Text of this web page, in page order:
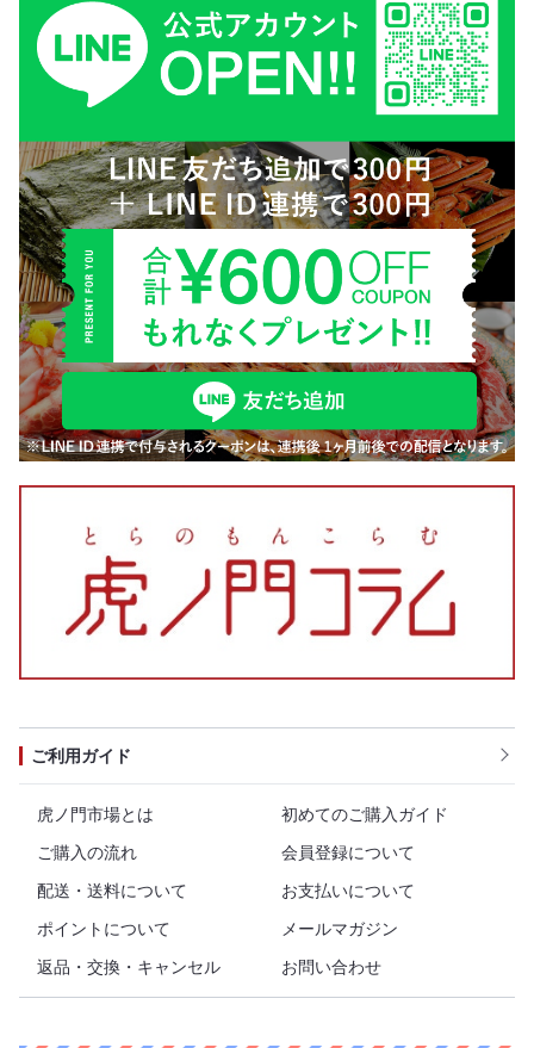
ご利用ガイド
虎ノ門市場とは
初めてのご購入ガイド
ご購入の流れ
会員登録について
配送・送料について
お支払いについて
ポイントについて
メールマガジン
返品・交換・キャンセル
お問い合わせ